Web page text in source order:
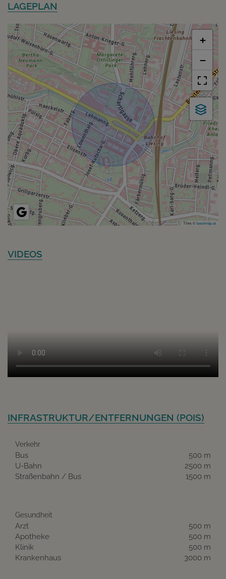
LAGEPLAN
+
−
Tiles ©basemap.at
VIDEOS
INFRASTRUKTUR/ENTFERNUNGEN (POIS)
Verkehr
Bus
500 m
U-Bahn
2500 m
Straßenbahn / Bus
1500 m
Gesundheit
Arzt
500 m
Apotheke
500 m
Klinik
500 m
Krankenhaus
3000 m